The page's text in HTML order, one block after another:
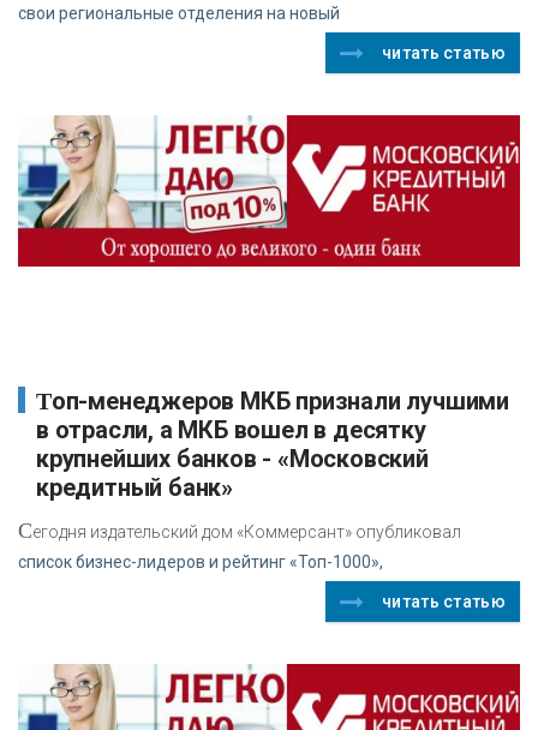
свои региональные отделения на новый
читать статью
Топ-менеджеров МКБ признали лучшими
в отрасли, а МКБ вошел в десятку
крупнейших банков - «Московский
кредитный банк»
Сегодня издательский дом «Коммерсант» опубликовал
список бизнес-лидеров и рейтинг «Топ-1000»,
читать статью